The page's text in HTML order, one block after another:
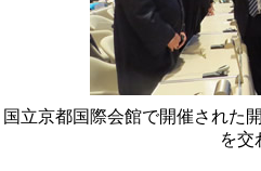
国立京都国際会館で開催された
を交